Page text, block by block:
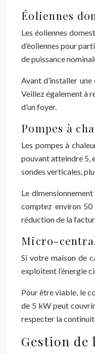
Éoliennes
Les éoliennes
d’éoliennes pour
de puissance
Avant d’installer
Veillez également à
d’un foyer.
Pompes à
Les pompes à
pouvant atteindre 5,
sondes verticales,
Le
comptez environ 50
réduction de la
Micro-
Si votre maison de
exploitent l’énergie
Pour être viable, le
de 5 kW peut
respecter la
Gestion de